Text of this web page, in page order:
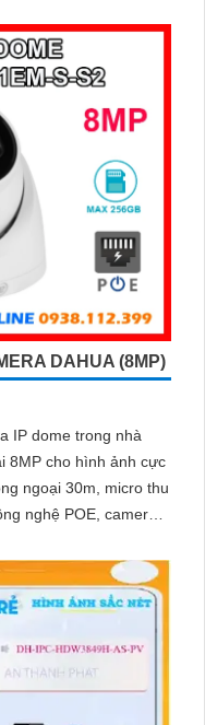
DAHUA (8MP)
IP dome trong nhà
8MP cho hình ảnh cực
nghệ POE, camera